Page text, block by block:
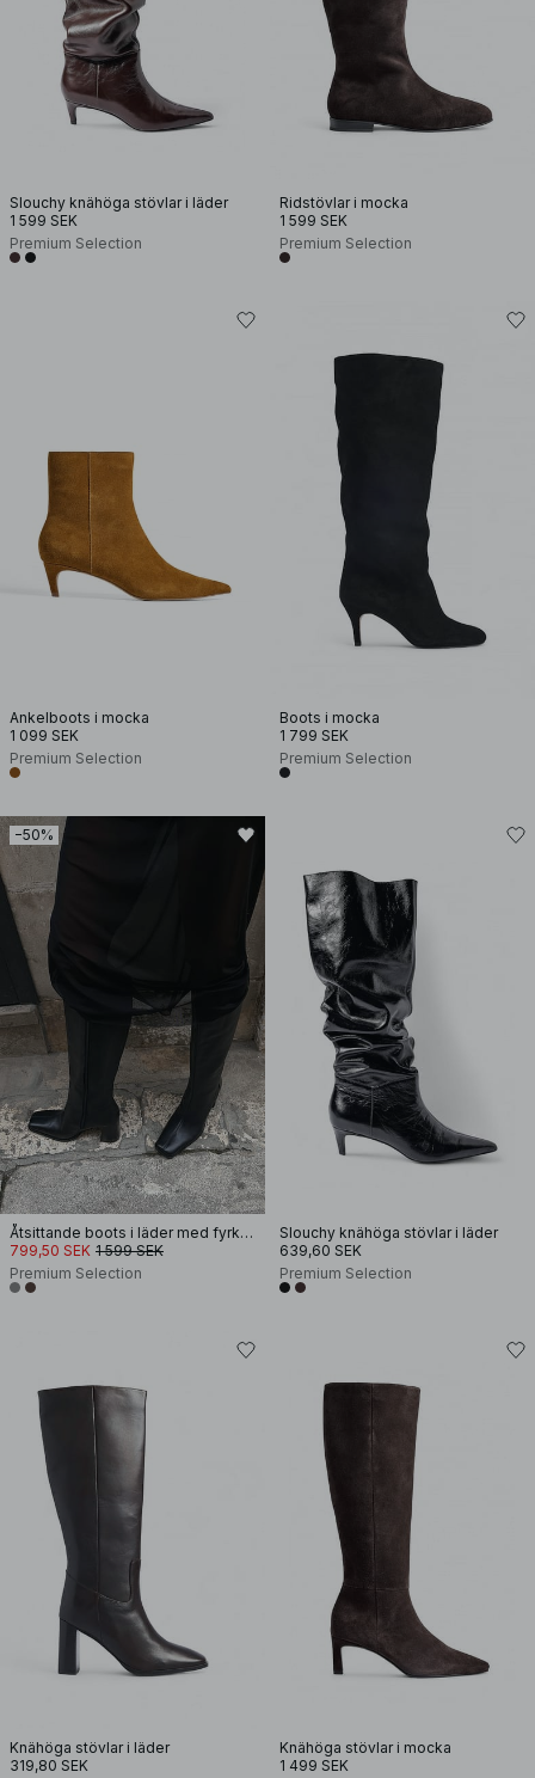
Slouchy knähöga stövlar i läder
1 599 SEK
Premium Selection
Ridstövlar i mocka
1 599 SEK
Premium Selection
Ankelboots i mocka
1 099 SEK
Premium Selection
Boots i mocka
1 799 SEK
Premium Selection
−50%
Åtsittande boots i läder med fyrkantig tå
799,50 SEK 1 599 SEK
Premium Selection
Slouchy knähöga stövlar i läder
639,60 SEK
Premium Selection
Knähöga stövlar i läder
319,80 SEK
Knähöga stövlar i mocka
1 499 SEK